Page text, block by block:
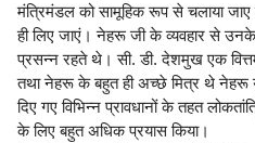
मंत्रिमंडल को सामूहिक रूप से चलाया
ही लिए जाएं। नेहरू जी के व्यवहार से
प्रसन्न रहते थे। सी. डी. देशमुख एक
तथा नेहरू के बहुत ही अच्छे मित्र थे नेहरू
दिए गए विभिन्न प्रावधानों के तहत
के लिए बहुत अधिक प्रयास किया।